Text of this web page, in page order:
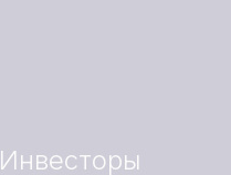
Инвесторы